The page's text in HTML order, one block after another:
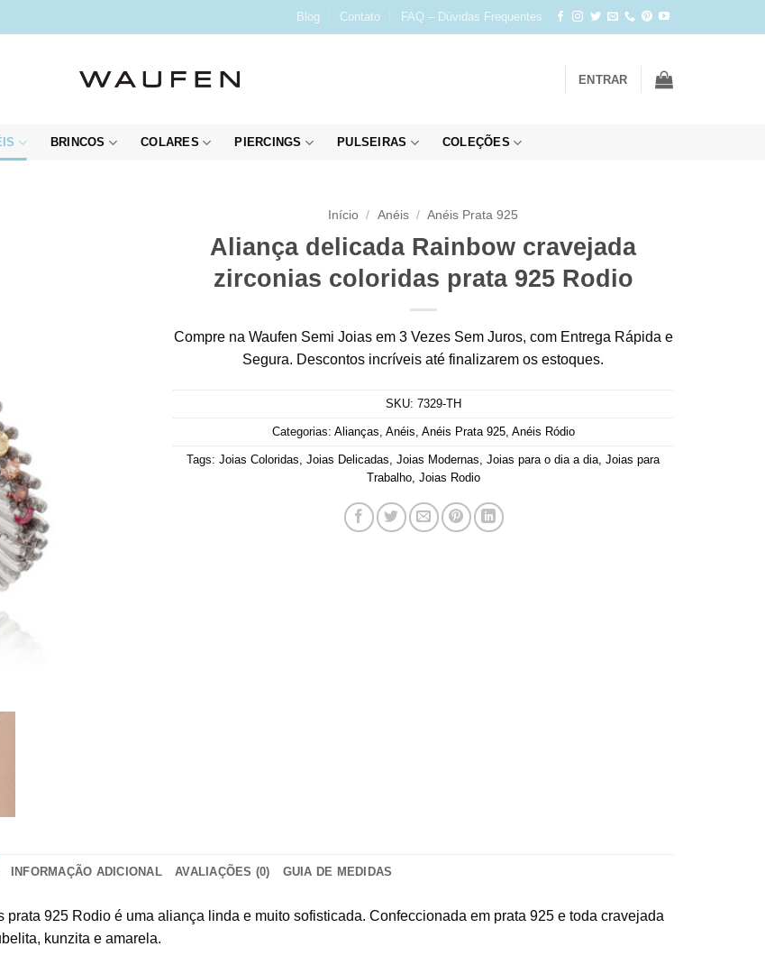
Blog Contato FAQ – Dúvidas Frequentes
ENTRAR
BRINCOS COLARES PIERCINGS PULSEIRAS COLEÇÕES
Início / Anéis / Anéis Prata 925
Aliança delicada Rainbow cravejada
zirconias coloridas prata 925 Rodio
Compre na Waufen Semi Joias em 3 Vezes Sem Juros, com Entrega Rápida e
Segura. Descontos incríveis até finalizarem os estoques.
SKU: 7329-TH
Categorias: Alianças Anéis Anéis Prata 925, Anéis Ródio
Tags: Joias Coloridas Joias Delicadas Joias Modernas Joias para o dia a dia Joias para
Trabalho, Joias Rodio
INFORMAÇÃO ADICIONAL AVALIAÇÕES (0) GUIA DE MEDIDAS
925 Rodio é uma aliança linda e muito sofisticada. Confeccionada em prata 925 e toda cravejada
kunzita e amarela.